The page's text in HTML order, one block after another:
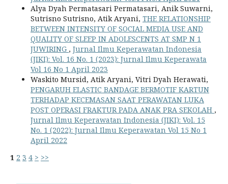
Alya Dyah Permatasari Permatasari, Anik Suwarni,
Sutrisno Sutrisno, Atik Aryani, THE RELATIONSHIP
BETWEEN INTENSITY OF SOCIAL MEDIA USE AND
QUALITY OF SLEEP IN ADOLESCENTS AT SMP N 1
JUWIRING , Jurnal Ilmu Keperawatan Indonesia
(JIKI): Vol. 16 No. 1 (2023): Jurnal Ilmu Keperawata
Vol 16 No 1 April 2023
Waskito Mursid, Atik Aryani, Vitri Dyah Herawati,
PENGARUH ELASTIC BANDAGE BERMOTIF KARTUN
TERHADAP KECEMASAN SAAT PERAWATAN LUKA
POST OPERASI FRAKTUR PADA ANAK PRA SEKOLAH ,
Jurnal Ilmu Keperawatan Indonesia (JIKI): Vol. 15
No. 1 (2022): Jurnal Ilmu Keperawatan Vol 15 No 1
April 2022
1 2 3 4 > >>